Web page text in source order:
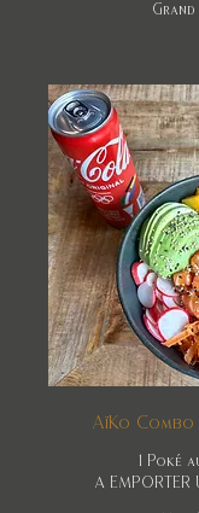
Grand
AïKo Combo
1 Poké
A EMPORTER